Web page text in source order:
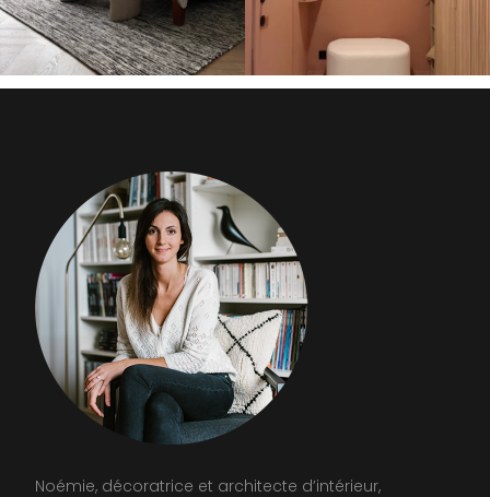
Noémie, décoratrice et architecte d’intérieur,